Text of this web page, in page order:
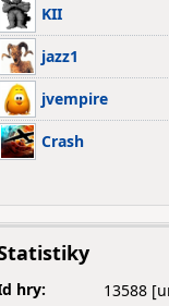
KII
jazz1
jvempire
Crash
hry:
13588